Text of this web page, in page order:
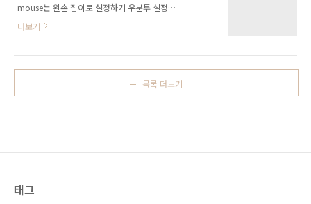
mouse는 왼손 잡이로 설정하기 우분투 설정에
서 mouse는 왼손 잡이로 설정 아래 명령어를 이
mouse-left-handed-and-touchpad-right-
더보기
목록 더보기
태그